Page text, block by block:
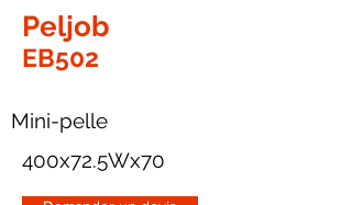
Peljob
EB502
Mini-pelle
400x72.5Wx70